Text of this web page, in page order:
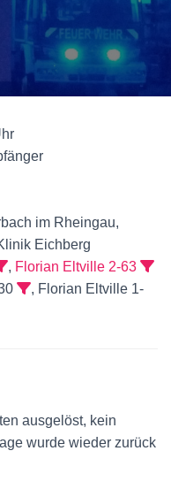
im Rheingau,
Eichberg
, Florian Eltville 2-63
, Florian Eltville 1-
ausgelöst, kein
wurde wieder zurück